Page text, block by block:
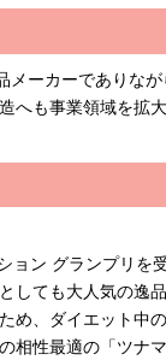
ーカーでありな
へも事業領域を拡大
ョン グランプリを
しても大人気の逸
め、ダイエット中
相性最適の「ツナ